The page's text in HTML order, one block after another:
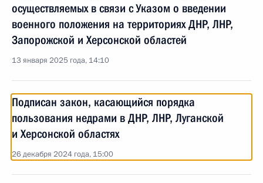
осуществляемых в связи с Указом о введении
военного положения на территориях ДНР, ЛНР,
Запорожской и Херсонской областей
13 января 2025 года, 14:10
Подписан закон, касающийся порядка
пользования недрами в ДНР, ЛНР, Луганской
и Херсонской областях
26 декабря 2024 года, 15:00